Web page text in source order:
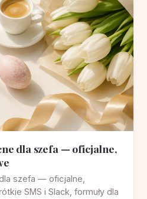
dla szefa — oficjalne,
szefa — oficjalne,
SMS i Slack, formuły dla